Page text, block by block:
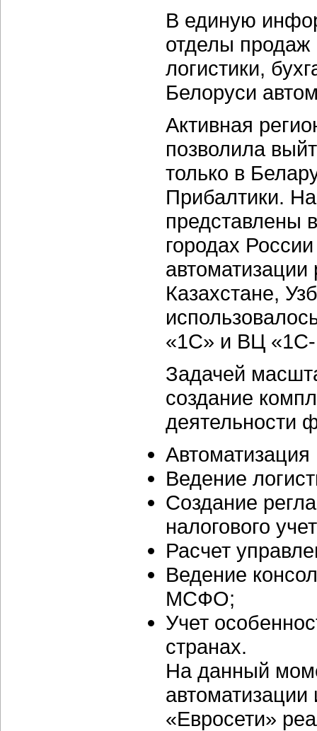
В единую
отделы продаж
логистики,
Белоруси
Активная
позволила
только в
Прибалтики.
представлены
городах
автоматизации
Казахстане,
«1С» и ВЦ
Задачей
создание
деятельности
Автоматизация
Ведение
Создание
налогового
Расчет
Ведение
МСФО;
Учет
странах.
На данный
«Евросети»